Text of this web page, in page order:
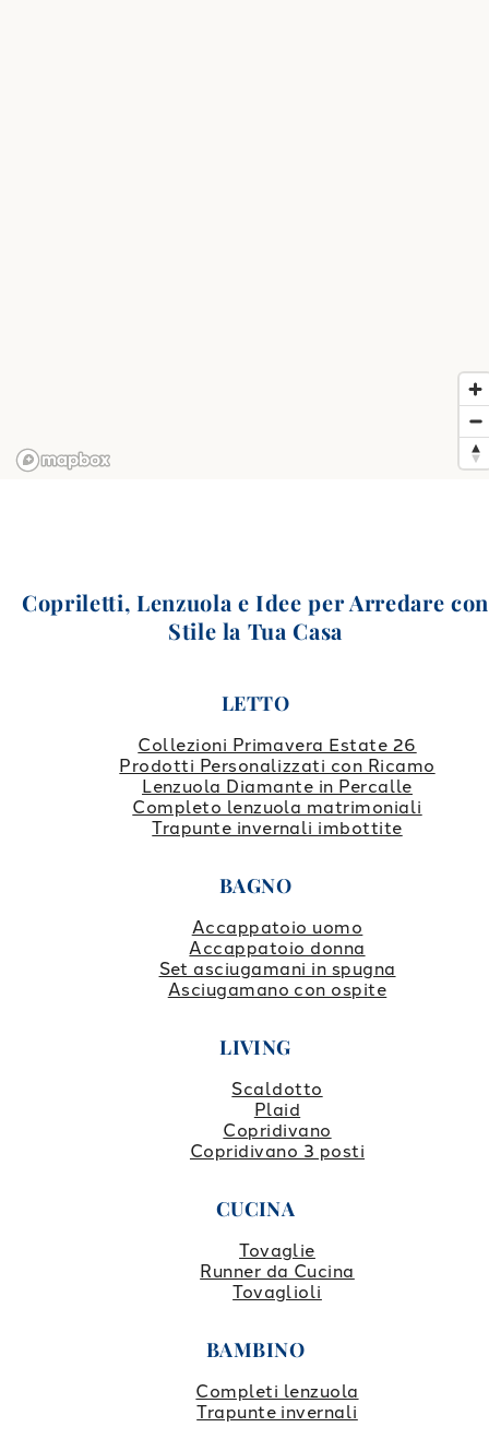
Copriletti, Lenzuola e Idee per Arredare con
Stile la Tua Casa
LETTO
Collezioni Primavera Estate 26
Prodotti Personalizzati con Ricamo
Lenzuola Diamante in Percalle
Completo lenzuola matrimoniali
Trapunte invernali imbottite
BAGNO
Accappatoio uomo
Accappatoio donna
Set asciugamani in spugna
Asciugamano con ospite
LIVING
Scaldotto
Plaid
Copridivano
Copridivano 3 posti
CUCINA
Tovaglie
Runner da Cucina
Tovaglioli
BAMBINO
Completi lenzuola
Trapunte invernali